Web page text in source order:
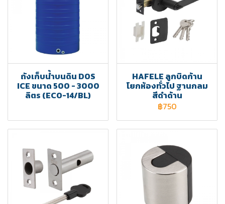
ถังเก็บน้ำบนดิน DOS
ICE ขนาด 500 - 3000
ลิตร (ECO-14/BL)
HAFELE ลูกบิดก้าน
โยกห้องทั่วไป ฐานกลม
สีดำด้าน
฿750